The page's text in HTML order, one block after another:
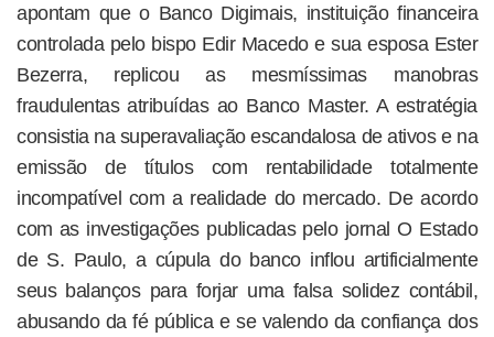
apontam que o Banco Digimais, instituição financeira
controlada pelo bispo Edir Macedo e sua esposa Ester
Bezerra, replicou as mesmíssimas manobras
fraudulentas atribuídas ao Banco Master. A estratégia
consistia na superavaliação escandalosa de ativos e na
emissão de títulos com rentabilidade totalmente
incompatível com a realidade do mercado. De acordo
com as investigações publicadas pelo jornal O Estado
de S. Paulo, a cúpula do banco inflou artificialmente
seus balanços para forjar uma falsa solidez contábil,
abusando da fé pública e se valendo da confiança dos